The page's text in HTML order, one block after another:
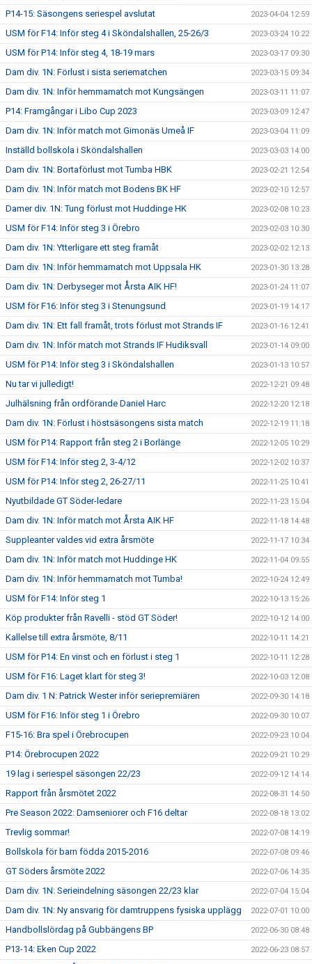
P14-15: Säsongens seriespel avslutat 2023-04-04 12:59
USM för F14: Inför steg 4 i Sköndalshallen, 25-26/3 2023-03-24 10:22
USM för P14: Inför steg 4, 18-19 mars 2023-03-17 09:30
Dam div. 1N: Förlust i sista seriematchen 2023-03-15 09:34
Dam div. 1N: Inför hemmamatch mot Kungsängen 2023-03-11 11:07
P14: Framgångar i Libo Cup 2023 2023-03-09 12:47
Dam div. 1N: Inför match mot Gimonäs Umeå IF 2023-03-04 11:09
Inställd bollskola i Sköndalshallen 2023-03-03 14:00
Dam div. 1N: Bortaförlust mot Tumba HBK 2023-02-21 12:54
Dam div. 1N: Inför match mot Bodens BK HF 2023-02-10 12:57
Damer div. 1N: Tung förlust mot Huddinge HK 2023-02-08 10:23
USM för F14: Inför steg 3 i Örebro 2023-02-03 10:30
Dam div. 1N: Ytterligare ett steg framåt 2023-02-02 12:13
Dam div. 1N: Inför hemmamatch mot Uppsala HK 2023-01-30 13:28
Dam div. 1N: Derbyseger mot Årsta AIK HF! 2023-01-24 11:07
USM för F16: Inför steg 3 i Stenungsund 2023-01-19 14:17
Dam div. 1N: Ett fall framåt, trots förlust mot Strands IF 2023-01-16 12:41
Dam div. 1N: Inför match mot Strands IF Hudiksvall 2023-01-14 09:00
USM för P14: Inför steg 3 i Sköndalshallen 2023-01-13 10:57
Nu tar vi julledigt! 2022-12-21 09:48
Julhälsning från ordförande Daniel Harc 2022-12-20 12:18
Dam div. 1N: Förlust i höstsäsongens sista match 2022-12-19 11:18
USM för P14: Rapport från steg 2 i Borlänge 2022-12-05 10:29
USM för F14: Inför steg 2, 3-4/12 2022-12-02 10:37
USM för P14: Inför steg 2, 26-27/11 2022-11-25 10:41
Nyutbildade GT Söder-ledare 2022-11-23 15:04
Dam div. 1N: Inför match mot Årsta AIK HF 2022-11-18 14:48
Suppleanter valdes vid extra årsmöte 2022-11-17 10:34
Dam div. 1N: Inför match mot Huddinge HK 2022-11-04 09:55
Dam div. 1N: Inför hemmamatch mot Tumba! 2022-10-24 12:49
USM för F14: Inför steg 1 2022-10-13 15:26
Köp produkter från Ravelli - stöd GT Söder! 2022-10-12 14:00
Kallelse till extra årsmöte, 8/11 2022-10-11 14:21
USM för P14: En vinst och en förlust i steg 1 2022-10-11 12:28
USM för F16: Laget klart för steg 3! 2022-10-03 12:08
Dam div. 1 N: Patrick Wester inför seriepremiären 2022-09-30 14:18
USM för F16: Inför steg 1 i Örebro 2022-09-30 10:07
F15-16: Bra spel i Örebrocupen 2022-09-23 10:04
P14: Örebrocupen 2022 2022-09-21 10:29
19 lag i seriespel säsongen 22/23 2022-09-12 14:14
Rapport från årsmötet 2022 2022-08-31 14:50
Pre Season 2022: Damseniorer och F16 deltar 2022-08-18 13:02
Trevlig sommar! 2022-07-08 14:19
Bollskola för barn födda 2015-2016 2022-07-08 09:46
GT Söders årsmöte 2022 2022-07-06 14:35
Dam div. 1N: Serieindelning säsongen 22/23 klar 2022-07-04 15:04
Dam div. 1N: Ny ansvarig för damtruppens fysiska upplägg 2022-07-01 10:00
Handbollslördag på Gubbängens BP 2022-06-30 08:48
P13-14: Eken Cup 2022 2022-06-23 08:57